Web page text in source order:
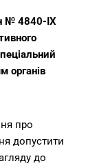
№ 4840-IX
органів
про
допустити
до